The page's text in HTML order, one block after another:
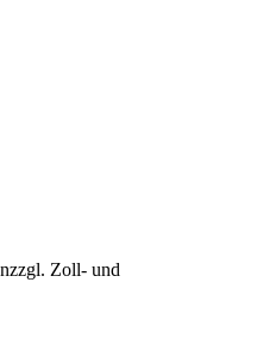
zzgl. Zoll- und